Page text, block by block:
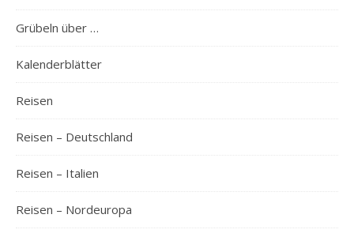
Grübeln über …
Kalenderblätter
Reisen
Reisen – Deutschland
Reisen – Italien
Reisen – Nordeuropa